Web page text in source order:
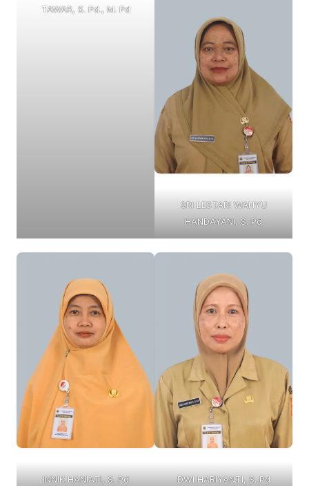
TAWAR, S. Pd., M. Pd
SRI LESTARI WAHYU
HANDAYANI, S. Pd
INNIK HANIATI, S. Pd DWI HARIYANTI, S. Pd